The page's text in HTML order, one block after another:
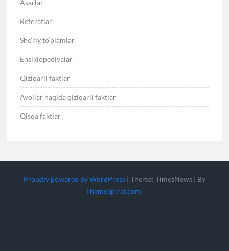
Asarlar
Referatlar
She’riy to’plamlar
Ensiklopediyalar
Qiziqarli faktlar
Ayollar haqida qiziqarli faktlar
Qisqa faktlar
Proudly powered by WordPress | Theme: TimesNews | By
ThemeSpiral.com.